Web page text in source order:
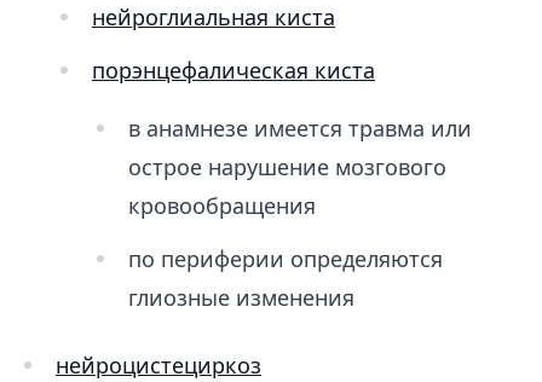
нейроглиальная киста
порэнцефалическая киста
в анамнезе имеется травма или
острое нарушение мозгового
кровообращения
по периферии определяются
глиозные изменения
нейроцистециркоз